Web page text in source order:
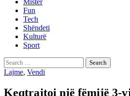
Mister
Fun
Tech
Shëndeti
Kulturë
Sport
Search
for:
Lajme, Vendi
Keqtrajtoi një fëmijë 3-